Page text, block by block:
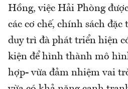
Hồng, việc Hải Phòng
các cơ chế, chính sách
duy trì đà phát triển hiện
kiện để hình thành mô
hợp- vừa đảm nhiệm vai